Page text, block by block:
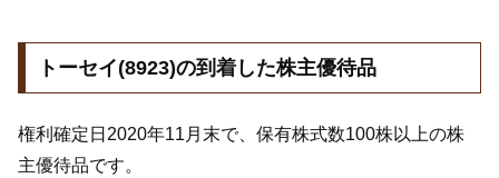
トーセイ(8923)の到着した株主優待品
権利確定日2020年11月末で、保有株式数100株以上の株
主優待品です。